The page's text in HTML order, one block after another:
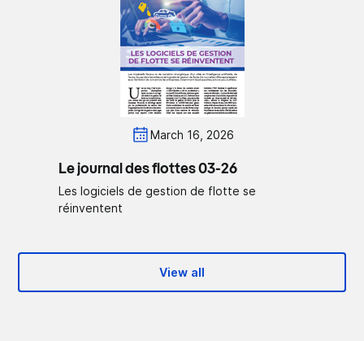
March 16, 2026
Le journal des flottes 03-26
Les logiciels de gestion de flotte se
réinventent
View all